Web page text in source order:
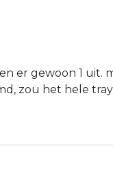
er gewoon 1 uit.
zou het hele